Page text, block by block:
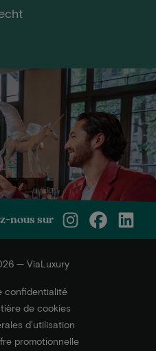
nous sur
— ViaLuxury
confidentialité
de cookies
d'utilisation
promotionnelle